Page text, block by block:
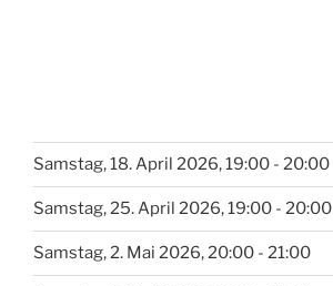
Samstag, 18. April 2026, 19:00 - 20:00
Samstag, 25. April 2026, 19:00 - 20:00
Samstag, 2. Mai 2026, 20:00 - 21:00